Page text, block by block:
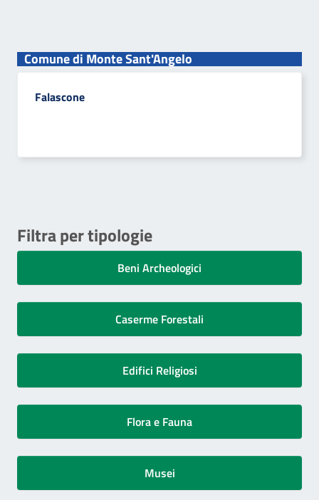
Comune di Monte Sant'Angelo
Falascone
Filtra per tipologie
Beni Archeologici
Caserme Forestali
Edifici Religiosi
Flora e Fauna
Musei